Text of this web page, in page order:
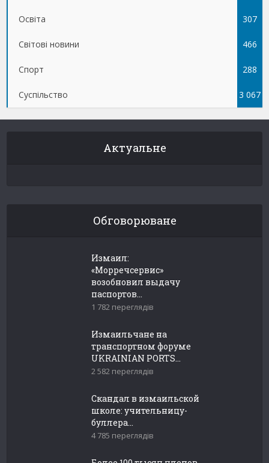
Освіта 307
Світові новини 466
Спорт 288
Суспільство 3 067
Актуальне
Обговорюване
Измаил:
«Морречсервис»
возобновил выдачу
паспортов...
1 782 переглядів
Измаильчане на
транспортном форуме
UKRAINIAN PORTS...
2 582 переглядів
Скандал в измаильской
школе: учительницу-
буллера...
4 785 переглядів